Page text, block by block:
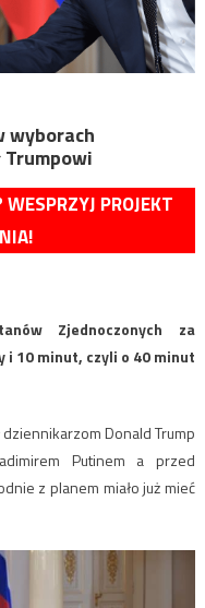
wyborach
Trumpowi
PROJEKT
Zjednoczonych za
i 10 minut, czyli o 40 minut
Donald Trump
Putinem a przed
z planem miało już mieć